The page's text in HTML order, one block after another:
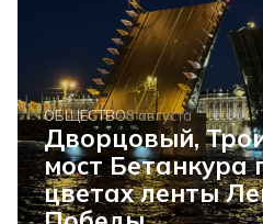
ОБЩЕСТВО8 августа
Дворцовый,
мост Бетанкура
цветах ленты